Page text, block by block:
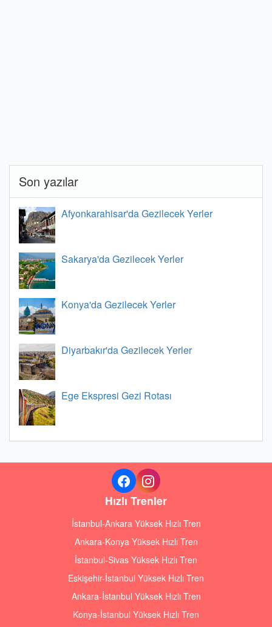
Son yazılar
Afyonkarahisar'da Gezilecek Yerler
Sakarya'da Gezilecek Yerler
Konya'da Gezilecek Yerler
Diyarbakır'da Gezilecek Yerler
Ege Ekspresi Gezi Rotası
Hızlı Trenler
İstanbul-Ankara Yüksek Hızlı Tren
Ankara-Konya Yüksek Hızlı Tren
İstanbul-Sivas Yüksek Hızlı Tren
Eskişehir-İstanbul Yüksek Hızlı Tren
Ankara-İstanbul Yüksek Hızlı Tren
Konya-İstanbul Yüksek Hızlı Tren